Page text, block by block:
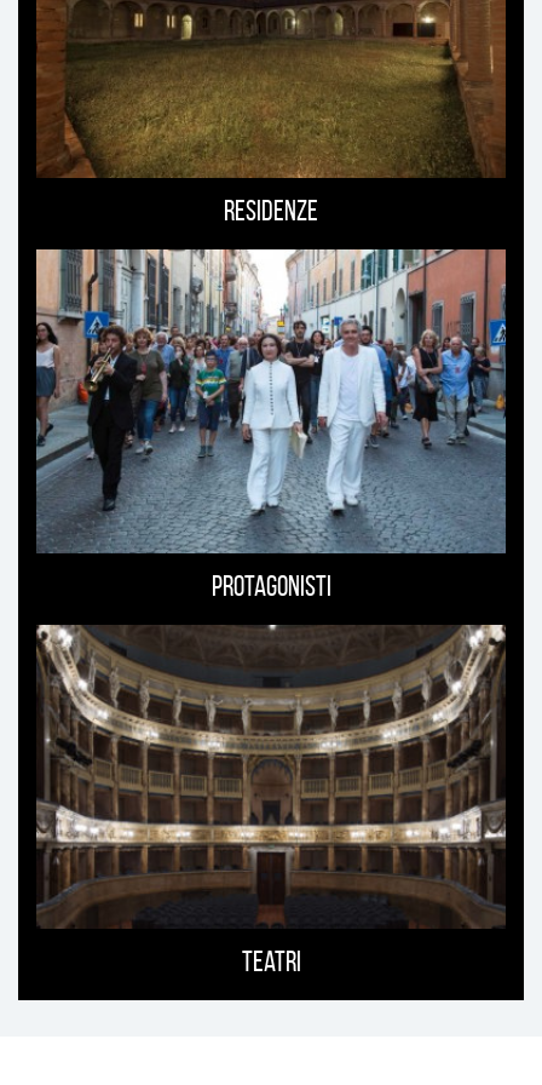
Residenze
Protagonisti
Teatri